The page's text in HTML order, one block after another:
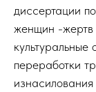
диссертации
женщин -жертв
переработки